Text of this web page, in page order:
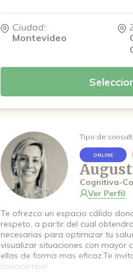
mental, bienestar y al equilibrio
de crecimiento personal es una
y significativa. Estoy aquí para
Contáctame y agendamos un
gracias!
Ciudad:
Montevideo
Tipo de
ONLINE
Cognitiva-
Ver Perfil
Te ofrezco un espacio cálido
respeto, a partir del cual
necesarias para optimizar tu
visualizar situaciones con mayor
ellas de forma mas eficaz.Te
conocernos!